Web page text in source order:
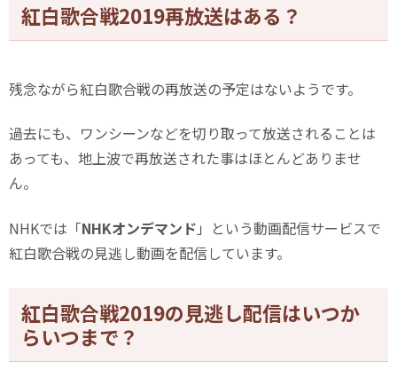
紅白歌合戦2019再放送はある？
残念ながら紅白歌合戦の再放送の予定はないようです。
過去にも、ワンシーンなどを切り取って放送されることは
あっても、地上波で再放送された事はほとんどありませ
ん。
NHKでは「NHKオンデマンド 」という動画配信サービスで
紅白歌合戦の見逃し動画を配信しています。
紅白歌合戦2019の見逃し配信はいつか
らいつまで？